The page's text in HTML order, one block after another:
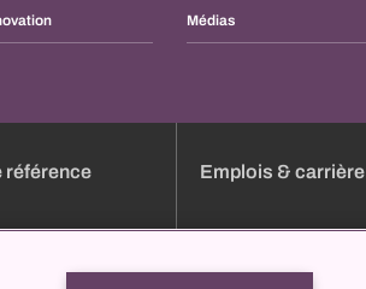
Médias
référence Emplois & carrière